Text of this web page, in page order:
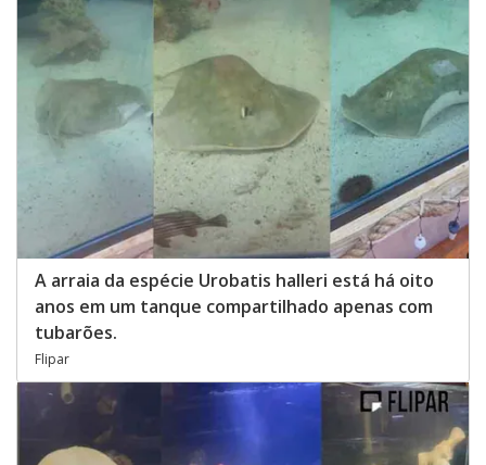
A arraia da espécie Urobatis halleri está há oito
anos em um tanque compartilhado apenas com
tubarões.
Flipar